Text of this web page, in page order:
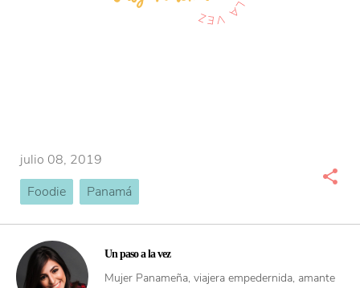
julio 08, 2019
Foodie
Panamá
Un paso a la vez
Mujer Panameña, viajera empedernida, amante